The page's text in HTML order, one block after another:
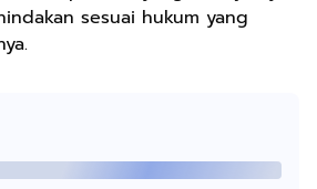
sesuai hukum yang